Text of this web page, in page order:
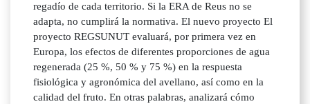
regadío de cada territorio. Si la ERA de Reus no se
adapta, no cumplirá la normativa. El nuevo proyecto El
proyecto REGSUNUT evaluará, por primera vez en
Europa, los efectos de diferentes proporciones de agua
regenerada (25 %, 50 % y 75 %) en la respuesta
fisiológica y agronómica del avellano, así como en la
calidad del fruto. En otras palabras, analizará cómo